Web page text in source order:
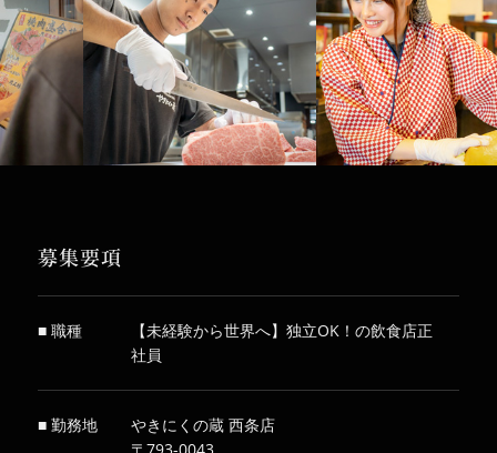
募集要項
■ 職種
【未経験から世界へ】独立OK！の飲食店正
社員
■ 勤務地
やきにくの蔵 西条店